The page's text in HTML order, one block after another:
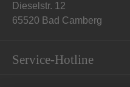
Dieselstr. 12
65520 Bad Camberg
Service-Hotline